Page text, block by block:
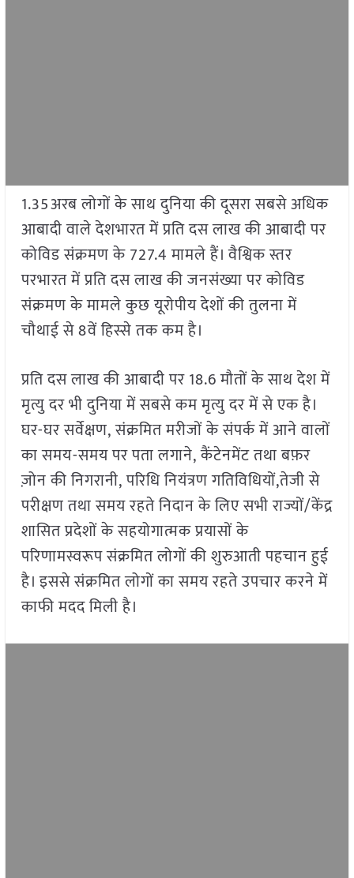
1.35अरब लोगों के साथ दुनिया की दूसरा सबसे अधिक
आबादी वाले देशभारत में प्रति दस लाख की आबादी पर
कोविड संक्रमण के 727.4 मामले हैं। वैश्विक स्तर
परभारत में प्रति दस लाख की जनसंख्या पर कोविड
संक्रमण के मामले कुछ यूरोपीय देशों की तुलना में
चौथाई से 8वें हिस्से तक कम है।
प्रति दस लाख की आबादी पर 18.6 मौतों के साथ देश में
मृत्यु दर भी दुनिया में सबसे कम मृत्यु दर में से एक है।
घर-घर सर्वेक्षण, संक्रमित मरीजों के संपर्क में आने वालों
का समय-समय पर पता लगाने, कैंटेनमेंट तथा बफ़र
ज़ोन की निगरानी, परिधि नियंत्रण गतिविधियों,तेजी से
परीक्षण तथा समय रहते निदान के लिए सभी राज्यों/केंद्र
शासित प्रदेशों के सहयोगात्मक प्रयासों के
परिणामस्वरूप संक्रमित लोगों की शुरुआती पहचान हुई
है। इससे संक्रमित लोगों का समय रहते उपचार करने में
काफी मदद मिली है।